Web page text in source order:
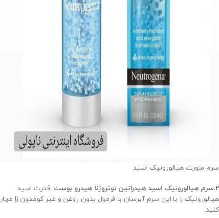
سرم صورت هیالورونیک اسید
2.سرم هیالورونیک اسید هیدراتین نوتروژنا هیدرو بوست
: قدرت اسید
هیالورونیک را با این سرم آبرسان با فرمول بدون روغن و غیر کومدون زا مهار
کنید.